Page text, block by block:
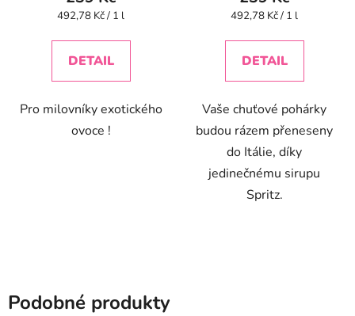
Měrná
492,78 Kč / 1 l
DETAIL
Pro milovníky exotického
ovoce !
Měrná
492,78 Kč / 1 l
DETAIL
Vaše chuťové pohárky
budou rázem přeneseny
do Itálie, díky
jedinečnému sirupu
Spritz.
Podobné produkty